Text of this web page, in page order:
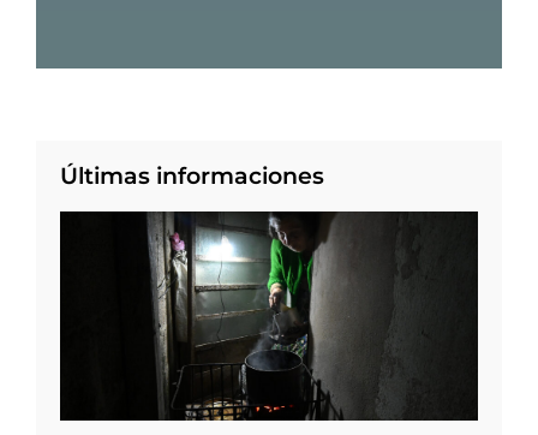
Últimas informaciones